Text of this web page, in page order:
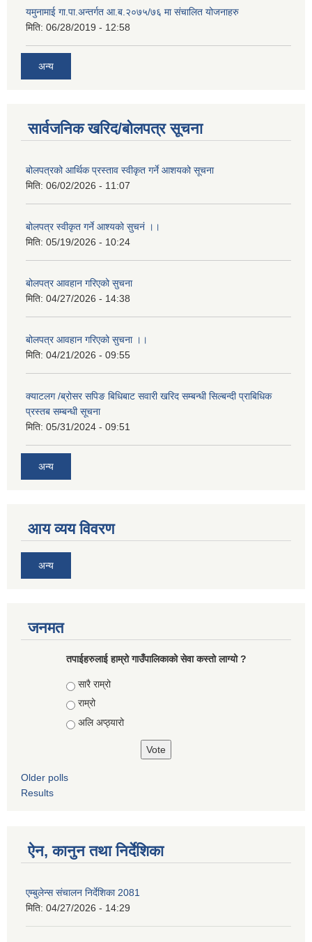
यमुनामाई गा.पा.अन्तर्गत आ.ब.२०७५/७६ मा संचालित योजनाहरु
मिति: 06/28/2019 - 12:58
अन्य
सार्वजनिक खरिद/बोलपत्र सूचना
बोलपत्रको आर्थिक प्रस्ताव स्वीकृत गर्ने आशयको सूचना
मिति: 06/02/2026 - 11:07
बोलपत्र स्वीकृत गर्ने आश्यको सुचनं ।।
मिति: 05/19/2026 - 10:24
बोलपत्र आवहान गरिएको सुचना
मिति: 04/27/2026 - 14:38
बोलपत्र आवहान गरिएको सुचना ।।
मिति: 04/21/2026 - 09:55
क्याटलग /ब्रोसर सपिङ बिधिबाट सवारी खरिद सम्बन्धी सिल्बन्दी प्राबिधिक
प्रस्तब सम्बन्धी सूचना
मिति: 05/31/2024 - 09:51
अन्य
आय व्यय विवरण
अन्य
जनमत
तपाईहरुलाई हाम्रो गाउँपालिकाको सेवा कस्तो लाग्यो ?
Choices
सारै राम्रो
राम्रो
अलि अप्ठ्यारो
Older polls
Results
ऐन, कानुन तथा निर्देशिका
एम्बुलेन्स संचालन निर्देशिका 2081
मिति: 04/27/2026 - 14:29